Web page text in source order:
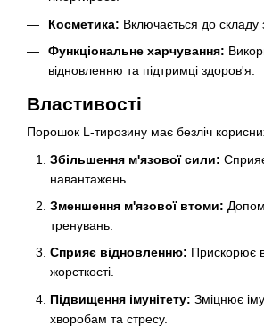
Косметика: Включається до складу
Функціональне харчування:
відновленню та підтримці здоров'я.
Властивості
Порошок L-тирозину має безліч
Збільшення м'язової сили:
навантажень.
Зменшення м'язової втоми:
тренувань.
Сприяє відновленню: Прискорює
жорсткості.
Підвищення імунітету: Зміцнює
хворобам та стресу.